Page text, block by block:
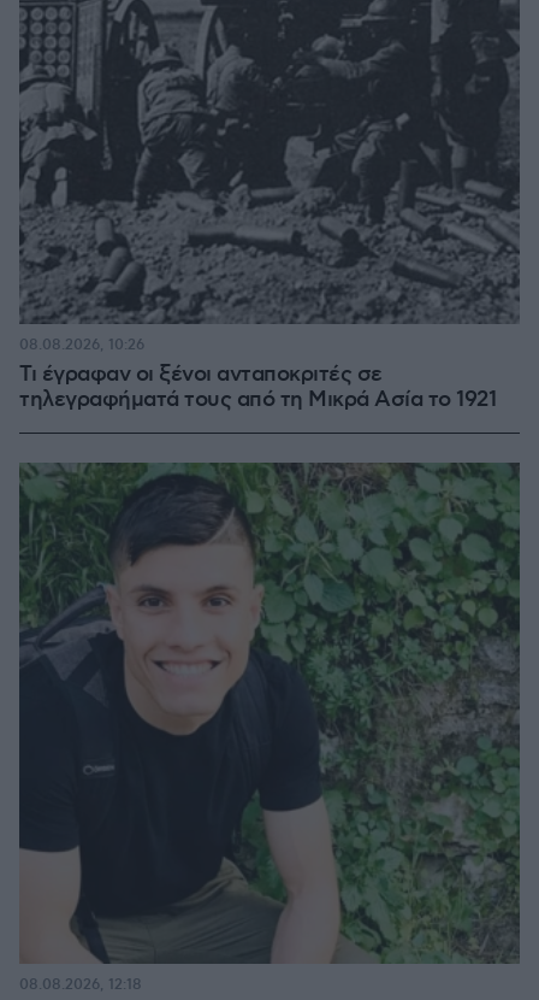
Τι έγραφαν οι ξένοι ανταποκριτές σε
τηλεγραφήματά τους από τη Μικρά Ασία το 1921
08.08.2026, 10:26
08.08.2026, 12:18